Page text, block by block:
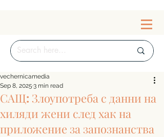
САЩ: Злоупотреба с данни на
хиляди жени след хак на
приложение за запознанства
vechernicamedia
Sep 8, 2025 3 min read